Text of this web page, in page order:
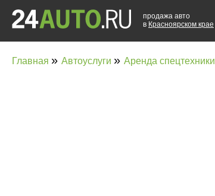
продажа авто
в Красноярском крае
Главная » Автоуслуги » Аренда спецтехники